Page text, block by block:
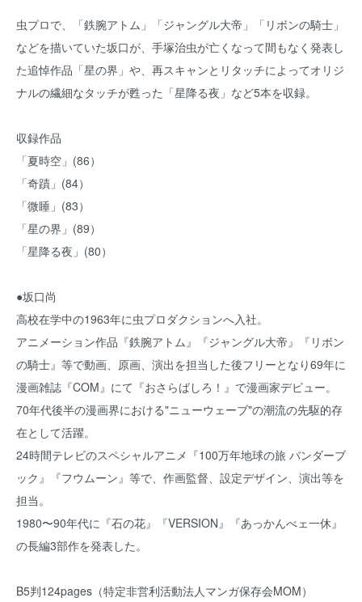
虫プロで、「鉄腕アトム」「ジャングル大帝」「リボンの騎士」
などを描いていた坂口が、手塚治虫が亡くなって間もなく発表し
た追悼作品「星の界」や、再スキャンとリタッチによってオリジ
ナルの繊細なタッチが甦った「星降る夜」など5本を収録。
収録作品
「夏時空」(86）
「奇蹟」(84）
「微睡」(83）
「星の界」(89）
「星降る夜」(80）
●坂口尚
高校在学中の1963年に虫プロダクションへ入社。
アニメーション作品『鉄腕アトム』『ジャングル大帝』『リボン
の騎士』等で動画、原画、演出を担当した後フリーとなり69年に
漫画雑誌『COM』にて『おさらばしろ！』で漫画家デビュー。
70年代後半の漫画界における"ニューウェーブ"の潮流の先駆的存
在として活躍。
24時間テレビのスペシャルアニメ『100万年地球の旅 バンダーブ
ック』『フウムーン』等で、作画監督、設定デザイン、演出等を
担当。
1980〜90年代に『石の花』『VERSION』『あっかんべェ一休』
の長編3部作を発表した。
B5判124pages（特定非営利活動法人マンガ保存会MOM）